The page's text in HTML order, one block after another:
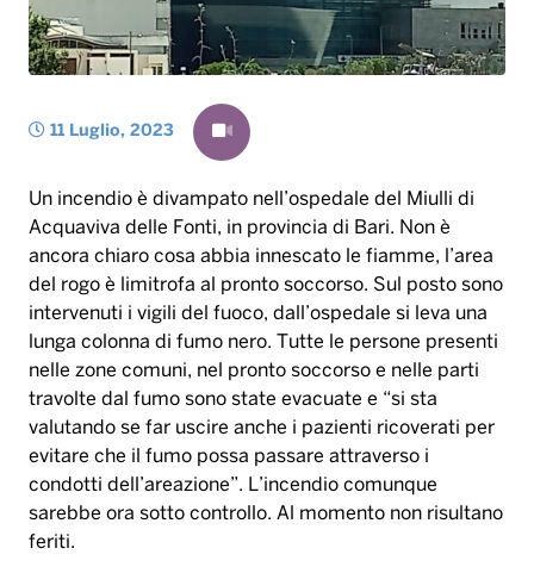
11 Luglio, 2023
Un incendio è divampato nell’ospedale del Miulli di
Acquaviva delle Fonti, in provincia di Bari. Non è
ancora chiaro cosa abbia innescato le fiamme, l’area
del rogo è limitrofa al pronto soccorso. Sul posto sono
intervenuti i vigili del fuoco, dall’ospedale si leva una
lunga colonna di fumo nero. Tutte le persone presenti
nelle zone comuni, nel pronto soccorso e nelle parti
travolte dal fumo sono state evacuate e “si sta
valutando se far uscire anche i pazienti ricoverati per
evitare che il fumo possa passare attraverso i
condotti dell’areazione”. L’incendio comunque
sarebbe ora sotto controllo. Al momento non risultano
feriti.